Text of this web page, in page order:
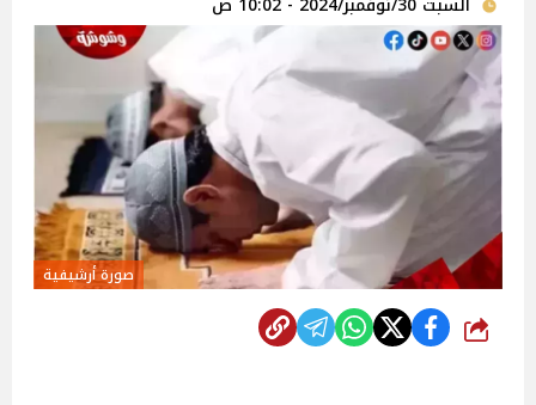
صورة أرشيفية
شارك